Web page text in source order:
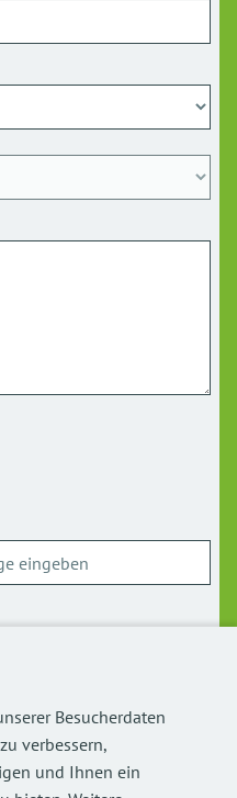
Besucherdaten
verbessern,
und Ihnen ein
Daten